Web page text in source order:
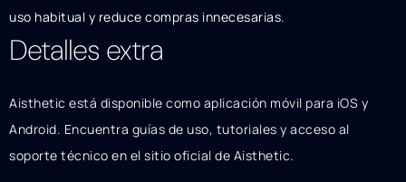
uso habitual y reduce compras innecesarias.
Detalles extra
Aisthetic está disponible como aplicación móvil para iOS y
Android. Encuentra guías de uso, tutoriales y acceso al
soporte técnico en el sitio oficial de Aisthetic.